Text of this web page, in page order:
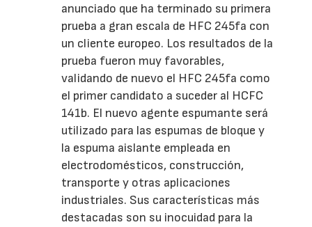
anunciado que ha terminado su primera
prueba a gran escala de HFC 245fa con
un cliente europeo. Los resultados de la
prueba fueron muy favorables,
validando de nuevo el HFC 245fa como
el primer candidato a suceder al HCFC
141b. El nuevo agente espumante será
utilizado para las espumas de bloque y
la espuma aislante empleada en
electrodomésticos, construcción,
transporte y otras aplicaciones
industriales. Sus características más
destacadas son su inocuidad para la